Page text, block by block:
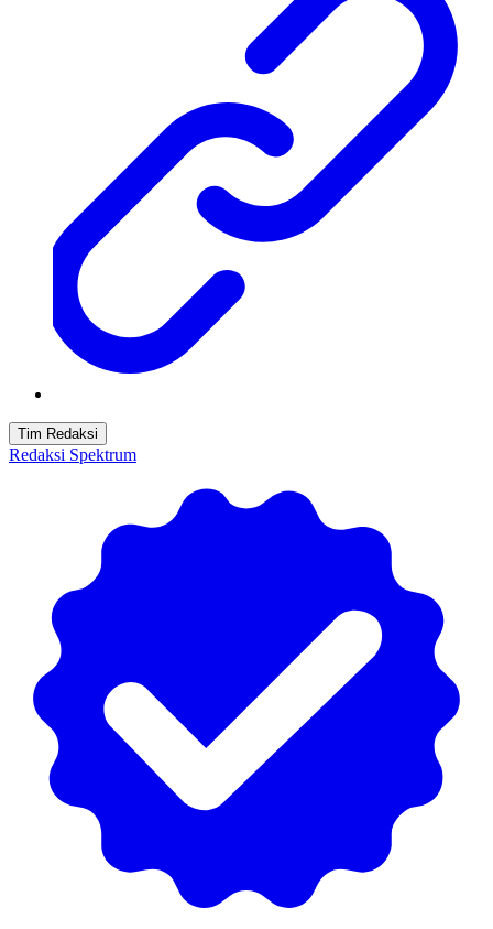
Tim Redaksi
Redaksi Spektrum